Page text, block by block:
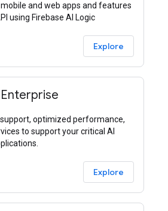
and web apps and features
using Firebase AI Logic
Explore
optimized performance,
to support your critical AI
Explore